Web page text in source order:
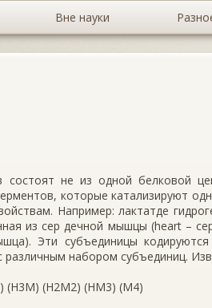
Вне науки
не из одной белковой
которые катализируют
Например: лактатде
из сер дечной мышцы (heart –
Эти субъединицы
набором субъединиц.
(Н3М) (Н2М2) (НМ3) (М4)